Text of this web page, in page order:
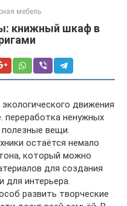
мебель
книжный шкаф в
движения
переработка ненужных
вещи.
остаётся немало
который можно
для создания
для интерьера.
развить творческие